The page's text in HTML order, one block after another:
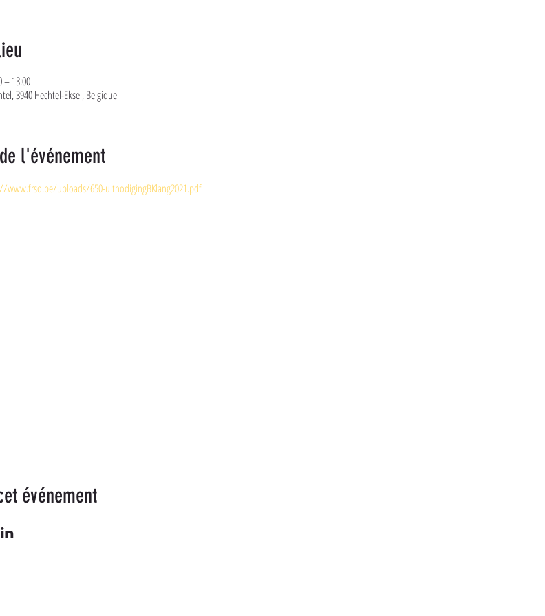
– 13:00
3940 Hechtel-Eksel, Belgique
l'événement
www.frso.be/uploads/650-uitnodigingBKlang2021.pdf
événement